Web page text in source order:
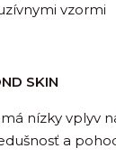
vzormi
SKIN
nízky vplyv
a